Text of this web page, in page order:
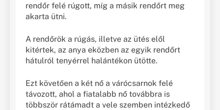
rendőr felé rúgott, míg a másik rendőrt meg
akarta ütni.
A rendőrök a rúgás, illetve az ütés elől
kitértek, az anya eközben az egyik rendőrt
hátulról tenyérrel halántékon ütötte.
Ezt követően a két nő a várócsarnok felé
távozott, ahol a fiatalabb nő továbbra is
többször rátámadt a vele szemben intézkedő